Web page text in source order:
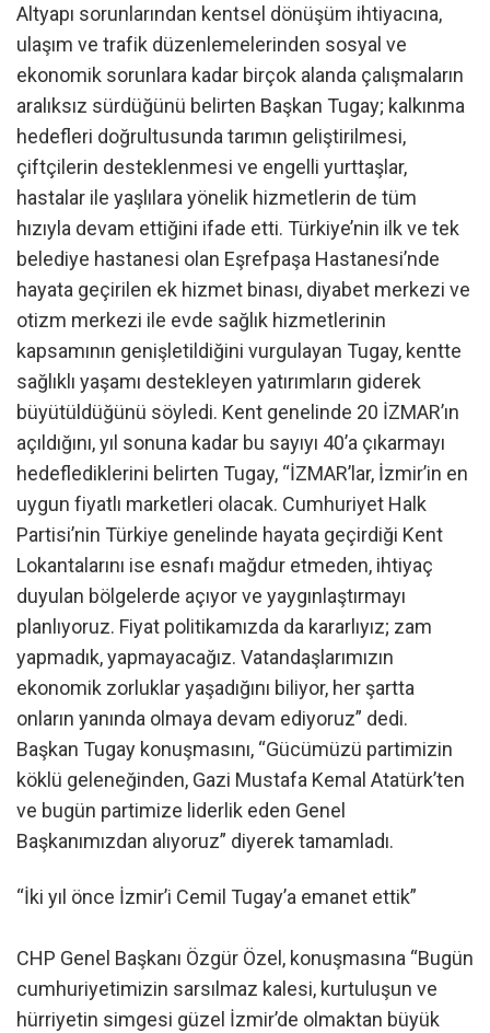
Altyapı sorunlarından kentsel dönüşüm ihtiyacına,
ulaşım ve trafik düzenlemelerinden sosyal ve
ekonomik sorunlara kadar birçok alanda çalışmaların
aralıksız sürdüğünü belirten Başkan Tugay; kalkınma
hedefleri doğrultusunda tarımın geliştirilmesi,
çiftçilerin desteklenmesi ve engelli yurttaşlar,
hastalar ile yaşlılara yönelik hizmetlerin de tüm
hızıyla devam ettiğini ifade etti. Türkiye’nin ilk ve tek
belediye hastanesi olan Eşrefpaşa Hastanesi’nde
hayata geçirilen ek hizmet binası, diyabet merkezi ve
otizm merkezi ile evde sağlık hizmetlerinin
kapsamının genişletildiğini vurgulayan Tugay, kentte
sağlıklı yaşamı destekleyen yatırımların giderek
büyütüldüğünü söyledi. Kent genelinde 20 İZMAR’ın
açıldığını, yıl sonuna kadar bu sayıyı 40’a çıkarmayı
hedeflediklerini belirten Tugay, “İZMAR’lar, İzmir’in en
uygun fiyatlı marketleri olacak. Cumhuriyet Halk
Partisi’nin Türkiye genelinde hayata geçirdiği Kent
Lokantalarını ise esnafı mağdur etmeden, ihtiyaç
duyulan bölgelerde açıyor ve yaygınlaştırmayı
planlıyoruz. Fiyat politikamızda da kararlıyız; zam
yapmadık, yapmayacağız. Vatandaşlarımızın
ekonomik zorluklar yaşadığını biliyor, her şartta
onların yanında olmaya devam ediyoruz” dedi.
Başkan Tugay konuşmasını, “Gücümüzü partimizin
köklü geleneğinden, Gazi Mustafa Kemal Atatürk’ten
ve bugün partimize liderlik eden Genel
Başkanımızdan alıyoruz” diyerek tamamladı.
“İki yıl önce İzmir’i Cemil Tugay’a emanet ettik”
CHP Genel Başkanı Özgür Özel, konuşmasına “Bugün
cumhuriyetimizin sarsılmaz kalesi, kurtuluşun ve
hürriyetin simgesi güzel İzmir’de olmaktan büyük